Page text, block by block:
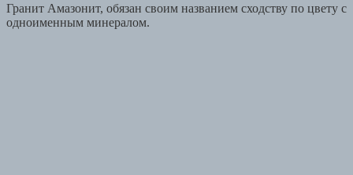
Гранит Амазонит, обязан своим названием сходству по цвету с
одноименным минералом.